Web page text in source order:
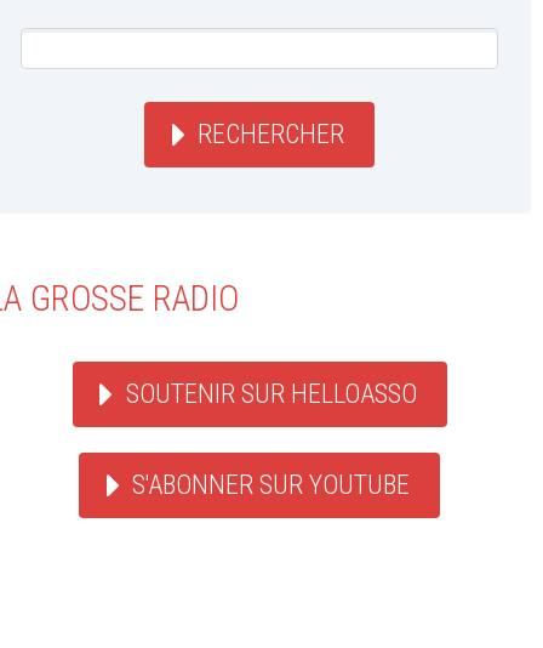
RECHERCHER
GROSSE RADIO
SOUTENIR SUR HELLOASSO
S'ABONNER SUR YOUTUBE